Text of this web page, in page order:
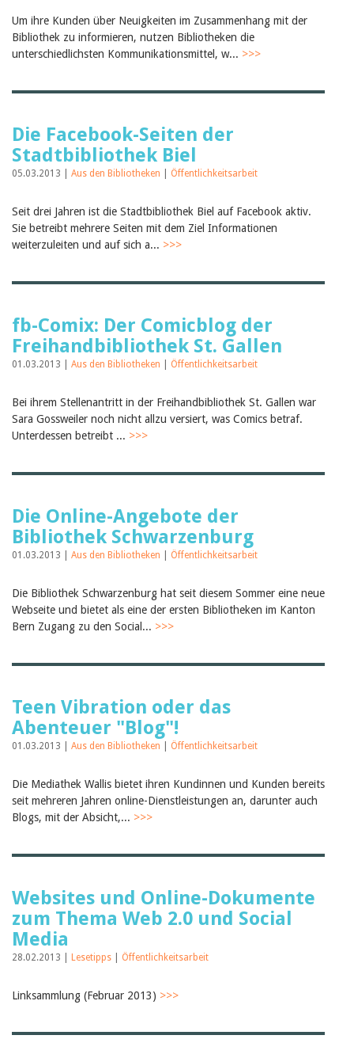
Um ihre Kunden über Neuigkeiten im Zusammenhang mit der
Bibliothek zu informieren, nutzen Bibliotheken die
unterschiedlichsten Kommunikationsmittel, w... >>>
Die Facebook-Seiten der
Stadtbibliothek Biel
05.03.2013 | Aus den Bibliotheken Öffentlichkeitsarbeit
Seit drei Jahren ist die Stadtbibliothek Biel auf Facebook aktiv.
Sie betreibt mehrere Seiten mit dem Ziel Informationen
weiterzuleiten und auf sich a... >>>
fb-Comix: Der Comicblog der
Freihandbibliothek St. Gallen
01.03.2013 | Aus den Bibliotheken Öffentlichkeitsarbeit
Bei ihrem Stellenantritt in der Freihandbibliothek St. Gallen war
Sara Gossweiler noch nicht allzu versiert, was Comics betraf.
Unterdessen betreibt ... >>>
Die Online-Angebote der
Bibliothek Schwarzenburg
01.03.2013 | Aus den Bibliotheken Öffentlichkeitsarbeit
Die Bibliothek Schwarzenburg hat seit diesem Sommer eine neue
Webseite und bietet als eine der ersten Bibliotheken im Kanton
Bern Zugang zu den Social... >>>
Teen Vibration oder das
Abenteuer "Blog"!
01.03.2013 | Aus den Bibliotheken Öffentlichkeitsarbeit
Die Mediathek Wallis bietet ihren Kundinnen und Kunden bereits
seit mehreren Jahren online-Dienstleistungen an, darunter auch
Blogs, mit der Absicht,... >>>
Websites und Online-Dokumente
zum Thema Web 2.0 und Social
Media
28.02.2013 | Lesetipps Öffentlichkeitsarbeit
Linksammlung (Februar 2013) >>>